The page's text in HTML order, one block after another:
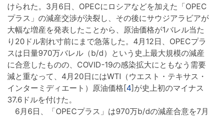
けられた。3月6日、OPECにロシアなどを加えた「OPEC
プラス」の減産交渉が決裂し、その後にサウジアラビアが
大幅な増産を発表したことから、原油価格が1バレル当た
り20ドル割れ寸前にまで急落した。4月12日、OPECプラ
スは日量970万バレル（b/d）という史上最大規模の減産
に合意したものの、COVID-19の感染拡大にともなう需要
減と重なって、4月20日にはWTI（ウエスト・テキサス・
インターミディエート）原油価格[4]が史上初のマイナス
37.6ドルを付けた。
6月6日、「OPECプラス」は970万b/dの減産合意を7月